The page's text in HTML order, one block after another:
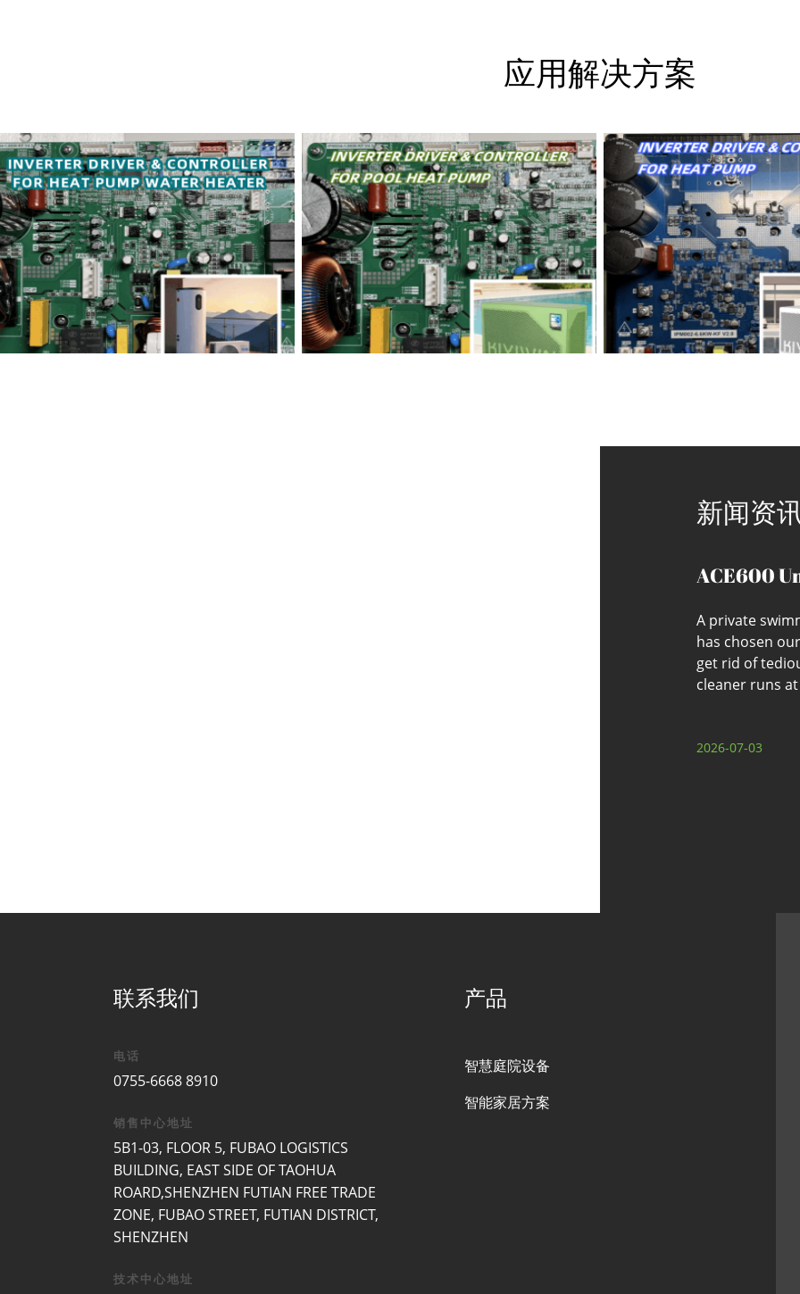
应用解决方案
新闻资
ACE600
Pool
A private
has chosen
get rid of
cleaner runs
2026-07-03
联系我们
电话
0755-6668 8910
销售中心地址
5B1-03, FLOOR 5, FUBAO LOGISTICS
BUILDING, EAST SIDE OF TAOHUA
ROARD,SHENZHEN FUTIAN FREE TRADE
ZONE, FUBAO STREET, FUTIAN DISTRICT,
SHENZHEN
技术中心地址
产品
智慧庭院设备
智能家居方案